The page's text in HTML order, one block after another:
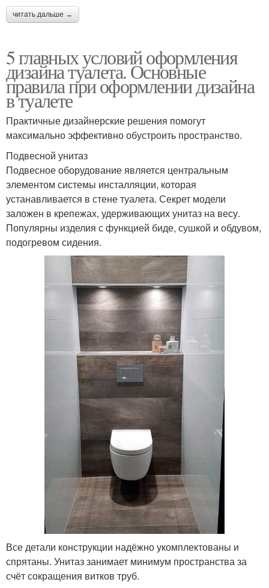
читать дальше →
5 главных условий оформления
дизайна туалета. Основные
правила при оформлении дизайна
в туалете
Практичные дизайнерские решения помогут
максимально эффективно обустроить пространство.
Подвесной унитаз
Подвесное оборудование является центральным
элементом системы инсталляции, которая
устанавливается в стене туалета. Секрет модели
заложен в крепежах, удерживающих унитаз на весу.
Популярны изделия с функцией биде, сушкой и обдувом,
подогревом сидения.
Все детали конструкции надёжно укомплектованы и
спрятаны. Унитаз занимает минимум пространства за
счёт сокращения витков труб.